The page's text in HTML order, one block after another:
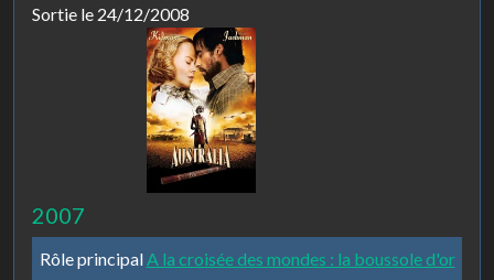
Sortie le 24/12/2008
2007
Rôle principal A la croisée des mondes : la boussole d'or